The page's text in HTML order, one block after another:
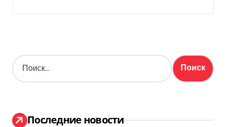
Н
а
:
Последние новости